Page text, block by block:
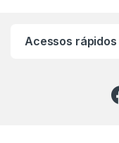
Acessos rápidos